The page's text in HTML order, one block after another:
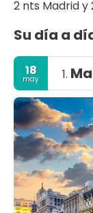
Su día a
18
may 1.